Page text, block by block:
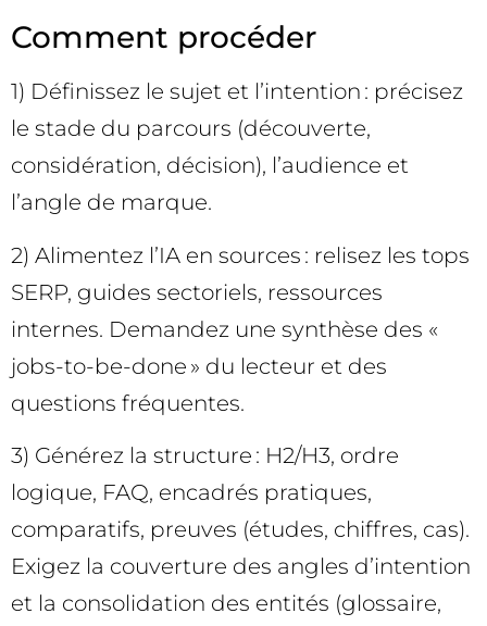
Comment procéder
1) Définissez le sujet et l’intention : précisez
le stade du parcours (découverte,
considération, décision), l’audience et
l’angle de marque.
2) Alimentez l’IA en sources : relisez les tops
SERP, guides sectoriels, ressources
internes. Demandez une synthèse des «
jobs-to-be-done » du lecteur et des
questions fréquentes.
3) Générez la structure : H2/H3, ordre
logique, FAQ, encadrés pratiques,
comparatifs, preuves (études, chiffres, cas).
Exigez la couverture des angles d’intention
et la consolidation des entités (glossaire,